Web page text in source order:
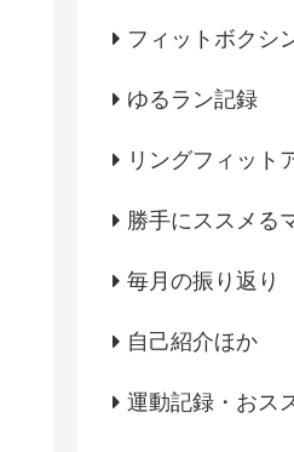
フィットボクシ
ゆるラン記録
リングフィット
勝手にススメる
毎月の振り返り
自己紹介ほか
運動記録・おス